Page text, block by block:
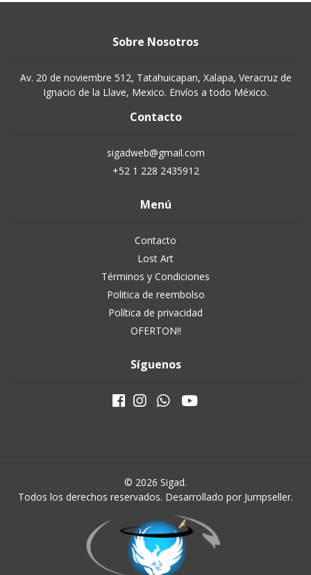
Sobre Nosotros
Av. 20 de noviembre 512, Tatahuicapan, Xalapa, Veracruz de
Ignacio de la Llave, Mexico. Envíos a todo México.
Contacto
sigadweb@gmail.com
+52 1 228 2435912
Menú
Contacto
Lost Art
Términos y Condiciones
Politica de reembolso
Política de privacidad
OFERTON!!
Síguenos
© 2026 Sigad.
Todos los derechos reservados. Desarrollado por Jumpseller.